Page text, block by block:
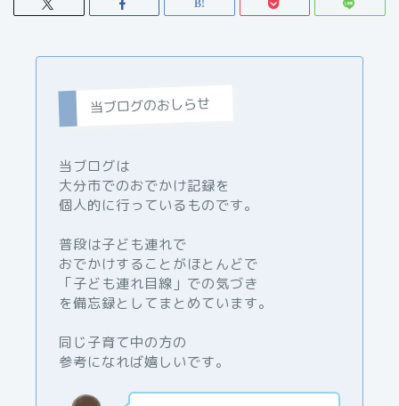
当ブログのおしらせ
当ブログは
大分市でのおでかけ記録を
個人的に行っているものです。
普段は子ども連れで
おでかけすることがほとんどで
「子ども連れ目線」での気づき
を備忘録としてまとめています。
同じ子育て中の方の
参考になれば嬉しいです。